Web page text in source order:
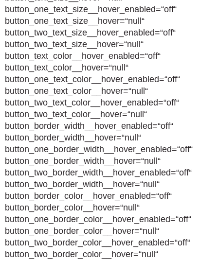
button_one_text_size__hover_enabled=“off“
button_one_text_size__hover=“null“
button_two_text_size__hover_enabled=“off“
button_two_text_size__hover=“null“
button_text_color__hover_enabled=“off“
button_text_color__hover=“null“
button_one_text_color__hover_enabled=“off“
button_one_text_color__hover=“null“
button_two_text_color__hover_enabled=“off“
button_two_text_color__hover=“null“
button_border_width__hover_enabled=“off“
button_border_width__hover=“null“
button_one_border_width__hover_enabled=“off“
button_one_border_width__hover=“null“
button_two_border_width__hover_enabled=“off“
button_two_border_width__hover=“null“
button_border_color__hover_enabled=“off“
button_border_color__hover=“null“
button_one_border_color__hover_enabled=“off“
button_one_border_color__hover=“null“
button_two_border_color__hover_enabled=“off“
button_two_border_color__hover=“null“